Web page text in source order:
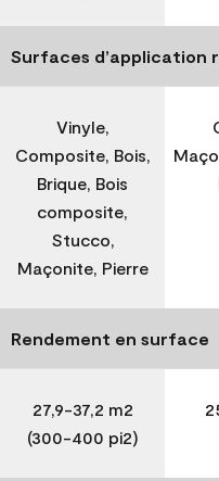
Surfaces d’application
Vinyle,
Composite, Bois,
Brique, Bois
composite,
Stucco,
Maçonite, Pierre
Rendement en surface
27,9-37,2 m2
(300-400 pi2)